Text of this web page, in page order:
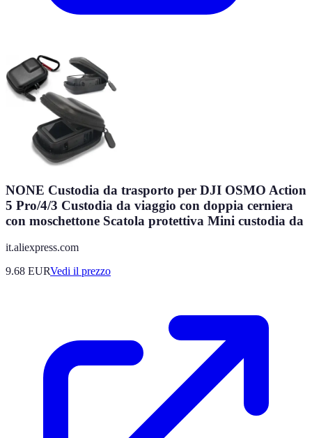
NONE Custodia da trasporto per DJI OSMO Action
5 Pro/4/3 Custodia da viaggio con doppia cerniera
con moschettone Scatola protettiva Mini custodia da
it.aliexpress.com
9.68 EURVedi il prezzo